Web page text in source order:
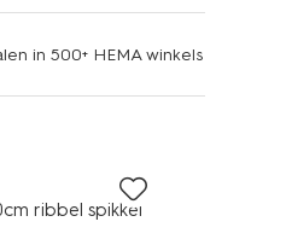
in 500+ HEMA winkels
ribbel spikkel